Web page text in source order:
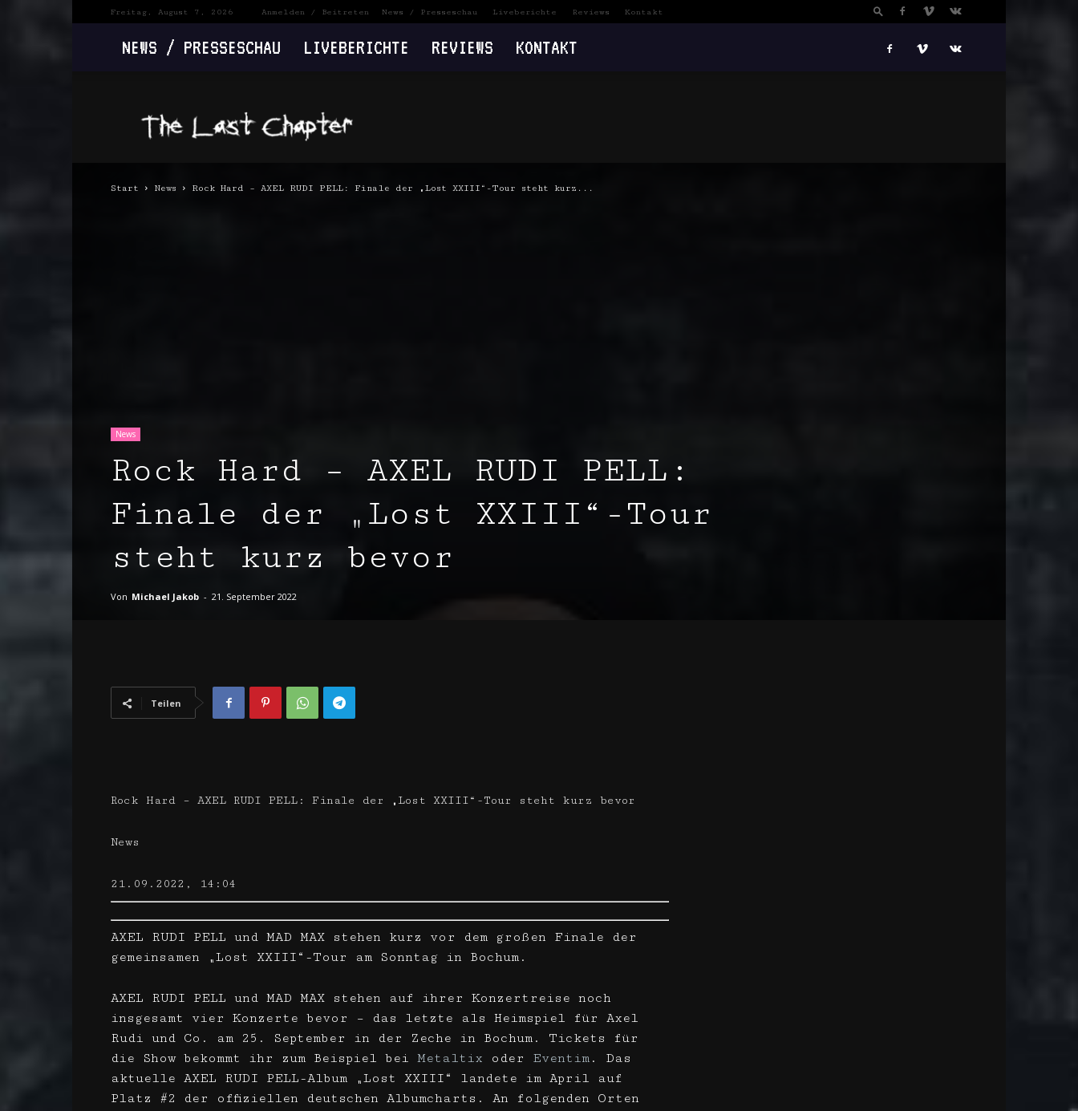
Freitag, August 7, 2026 Anmelden / Beitreten News / Presseschau Liveberichte Reviews Kontakt
NEWS / PRESSESCHAU LIVEBERICHTE REVIEWS KONTAKT
Last
Chapter
Start News Rock Hard – AXEL RUDI PELL: Finale der „Lost XXIII“-Tour steht kurz...
News
Rock Hard – AXEL RUDI PELL:
Finale der „Lost XXIII“-Tour
steht kurz bevor
Von Michael Jakob - 21. September 2022
Teilen
Rock Hard – AXEL RUDI PELL: Finale der „Lost XXIII“-Tour steht kurz bevor
News
21.09.2022, 14:04
AXEL RUDI PELL und MAD MAX stehen kurz vor dem großen Finale der
gemeinsamen „Lost XXIII“-Tour am Sonntag in Bochum.
AXEL RUDI PELL und MAD MAX stehen auf ihrer Konzertreise noch
insgesamt vier Konzerte bevor – das letzte als Heimspiel für Axel
Rudi und Co. am 25. September in der Zeche in Bochum. Tickets für
die Show bekommt ihr zum Beispiel bei Metaltix oder Eventim . Das
aktuelle AXEL RUDI PELL-Album „Lost XXIII“ landete im April auf
Platz #2 der offiziellen deutschen Albumcharts. An folgenden Orten